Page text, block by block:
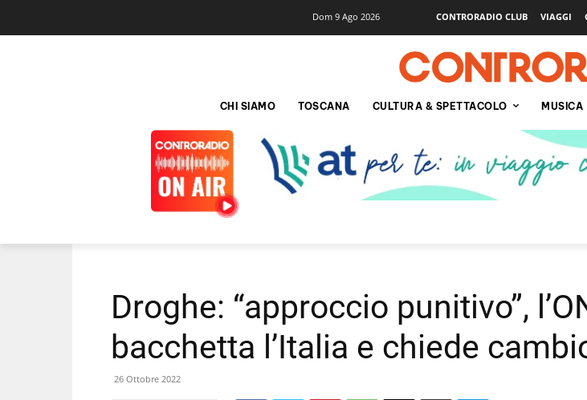
Dom 9 Ago 2026 CONTRORADIO CLUB VIAGGI
CHI SIAMO TOSCANA CULTURA & SPETTACOLO MUSICA
Droghe: “approccio punitivo”,
bacchetta l’Italia e chiede
26 Ottobre 2022